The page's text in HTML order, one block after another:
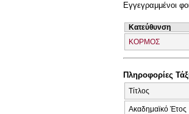
Εγγεγραμμένοι
Κατεύθυνση
ΚΟΡΜΟΣ
Πληροφορίες
Τίτλος
Ακαδημαϊκό Έτος